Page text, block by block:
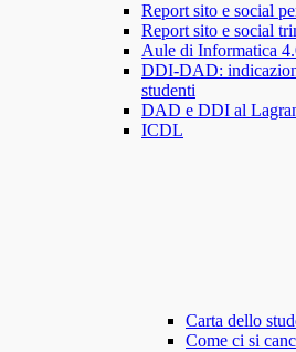
Report sito e social
Report sito e social
Aule di Informatica
DDI-DAD:
studenti
DAD e DDI al
ICDL
Carta dello
Come ci si